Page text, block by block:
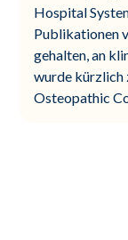
Hospital
Publikationen
gehalten, an
wurde kürzlich
Osteopathic